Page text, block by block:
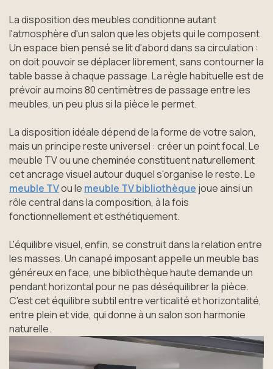
La disposition des meubles conditionne autant
l'atmosphère d'un salon que les objets qui le composent.
Un espace bien pensé se lit d'abord dans sa circulation :
on doit pouvoir se déplacer librement, sans contourner la
table basse à chaque passage. La règle habituelle est de
prévoir au moins 80 centimètres de passage entre les
meubles, un peu plus si la pièce le permet.
La disposition idéale dépend de la forme de votre salon,
mais un principe reste universel : créer un point focal. Le
meuble TV ou une cheminée constituent naturellement
cet ancrage visuel autour duquel s'organise le reste. Le
meuble TVou le meuble TV bibliothèque joue ainsi un
rôle central dans la composition, à la fois
fonctionnellement et esthétiquement.
L'équilibre visuel, enfin, se construit dans la relation entre
les masses. Un canapé imposant appelle un meuble bas
généreux en face, une bibliothèque haute demande un
pendant horizontal pour ne pas déséquilibrer la pièce.
C'est cet équilibre subtil entre verticalité et horizontalité,
entre plein et vide, qui donne à un salon son harmonie
naturelle.